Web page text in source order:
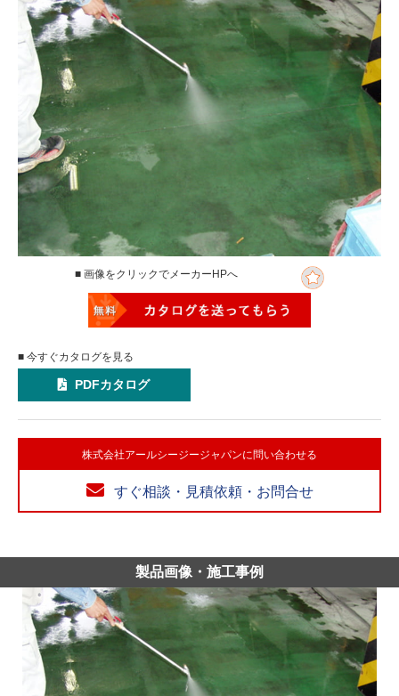
■ 画像をクリックでメーカーHPへ
■ 今すぐカタログを見る
PDFカタログ
株式会社アールシージージャパンに問い合わせる
すぐ相談・見積依頼・お問合せ
製品画像・施工事例